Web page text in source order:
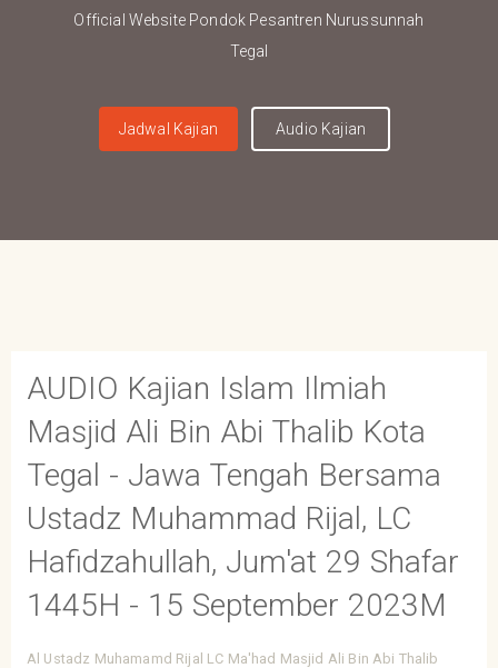
Official Website Pondok Pesantren Nurussunnah
Tegal
Jadwal Kajian Audio Kajian
AUDIO Kajian Islam Ilmiah
Masjid Ali Bin Abi Thalib Kota
Tegal - Jawa Tengah Bersama
Ustadz Muhammad Rijal, LC
Hafidzahullah, Jum'at 29 Shafar
1445H - 15 September 2023M
Al Ustadz Muhamamd Rijal LC Ma'had Masjid Ali Bin Abi Thalib